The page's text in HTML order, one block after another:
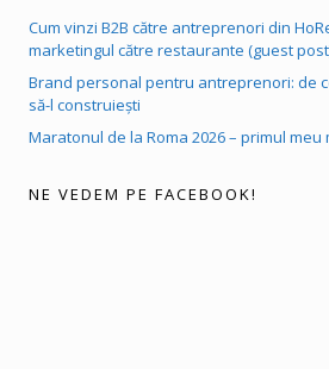
Cum vinzi B2B către antreprenori din
marketingul către restaurante (guest
Brand personal pentru antreprenori: de
să-l construiești
Maratonul de la Roma 2026 – primul meu
NE VEDEM PE FACEBOOK!